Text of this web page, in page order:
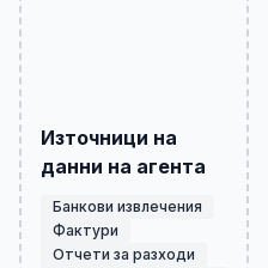
Източници на
данни на агента
Банкови извлечения
Фактури
Отчети за разходи